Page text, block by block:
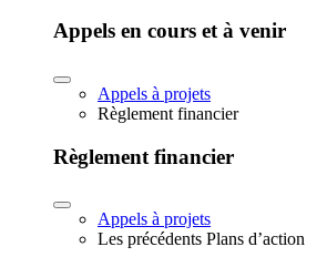
Appels en cours et à venir
Appels à projets
Règlement financier
Règlement financier
Appels à projets
Les précédents Plans d’action